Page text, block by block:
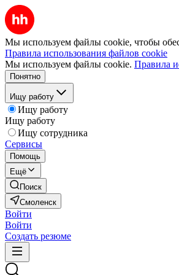
Мы используем файлы cookie, чтобы
Правила использования файлов cookie
Мы используем файлы cookie. Правила
Понятно
Ищу работу
Ищу работу
Ищу работу
Ищу сотрудника
Сервисы
Помощь
Ещё
Поиск
Смоленск
Войти
Войти
Создать резюме